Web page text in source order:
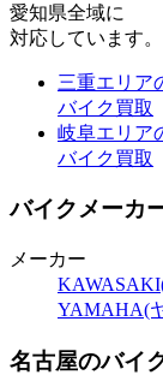
愛知県全域に
対応しています。
三重エリア
バイク買取
岐阜エリア
バイク買取
バイクメーカ
メーカー
YAMAHA(
名古屋のバイ